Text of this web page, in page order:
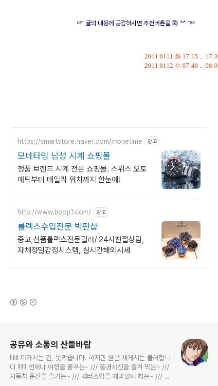
☞글의 내용에 공감하시면 추천버튼을 쿡! ^^☜
2011 0111 화 17:15 ...
2011 0112 수 07:40 ...
https://smartstore.naver.com/monetime 광고
모네타임 남성 시계 쇼핑몰
정품 브랜드 시계 전문 쇼핑몰. 스위스 오토
매틱부터 데일리 워치까지 한눈에!
http://www.bpop1.com/ 광고
롤렉스수입전문 빅펀샵
중고,신품롤렉스전문딜러/ 24시친절상담,
자체정밀감정시스템, 실시간해외시세
공유와 소통의 산들바람
!!!!!! 퍼가시는 건, 못막습니다. 하지만 원문 재게시는 불허합니
다 !!!!!! 언제나 여행을 꿈꾸는~ /// 풍경사진을 즐겨 찍는~ ///
자동차 운전을 즐기는~ /// 컴터조립을 재미있어 하는~ /// 고